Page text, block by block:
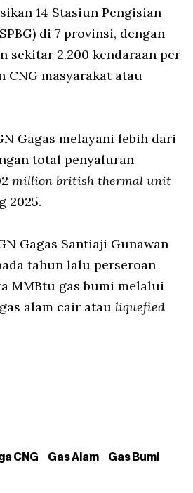
14 Stasiun Pengisian
di 7 provinsi, dengan
sekitar 2.200 kendaraan per
CNG masyarakat atau
Gagas melayani lebih dari
total penyaluran
million british thermal unit
2025.
Gagas Santiaji Gunawan
tahun lalu perseroan
MMBtu gas bumi melalui
alam cair atau liquefied
CNG Gas Alam Gas Bumi